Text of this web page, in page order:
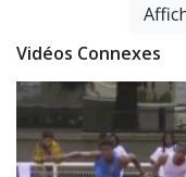
Vidéos Connexes